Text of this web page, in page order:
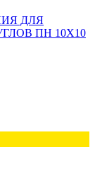
ДЛЯ
ПН 10Х10